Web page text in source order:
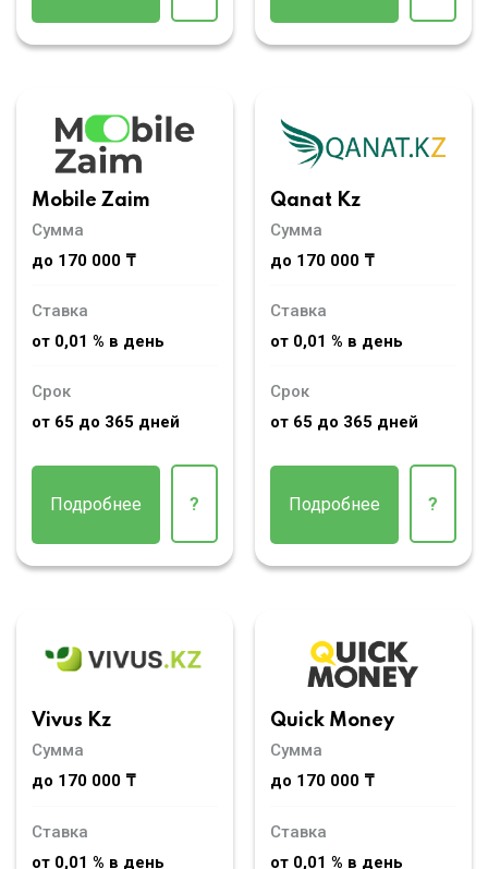
Mobile Zaim
Сумма
до 170 000 ₸
Ставка
от 0,01 % в день
Срок
от 65 до 365 дней
Подробнее ?
Qanat Kz
Сумма
до 170 000 ₸
Ставка
от 0,01 % в день
Срок
от 65 до 365 дней
Подробнее ?
Vivus Kz
Сумма
до 170 000 ₸
Ставка
от 0,01 % в день
Quick Money
Сумма
до 170 000 ₸
Ставка
от 0,01 % в день